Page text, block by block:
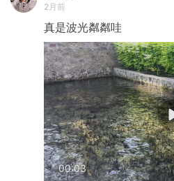
2月前
真是波光粼粼哇
00:03